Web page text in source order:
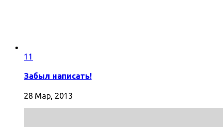
11
Забыл написать!
28 Мар, 2013